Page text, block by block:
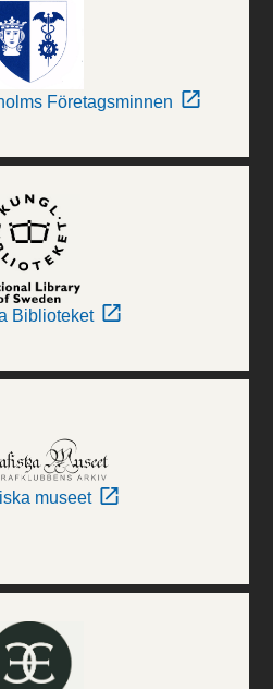
Företagsminnen
Biblioteket
museet